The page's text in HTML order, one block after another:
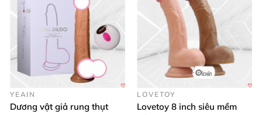
YEAIN
Dương vật giả rung thụt
LOVETOY
Lovetoy 8 inch siêu mềm